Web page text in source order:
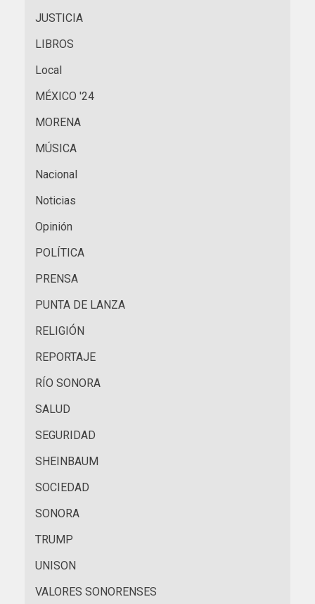
JUSTICIA
LIBROS
Local
MÉXICO '24
MORENA
MÚSICA
Nacional
Noticias
Opinión
POLÍTICA
PRENSA
PUNTA DE LANZA
RELIGIÓN
REPORTAJE
RÍO SONORA
SALUD
SEGURIDAD
SHEINBAUM
SOCIEDAD
SONORA
TRUMP
UNISON
VALORES SONORENSES